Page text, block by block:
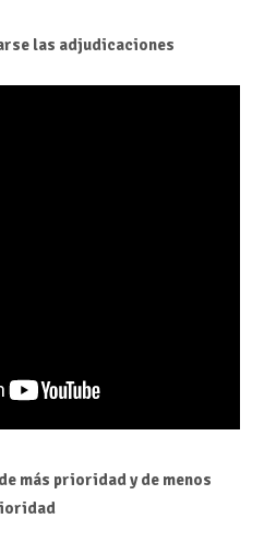
las adjudicaciones
más prioridad y de menos